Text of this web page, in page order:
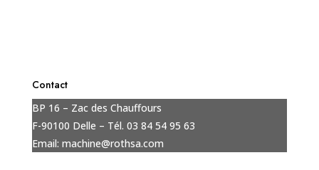
Contact
BP 16 – Zac des Chauffours
F-90100 Delle – Tél. 03 84 54 95 63
Email: machine@rothsa.com